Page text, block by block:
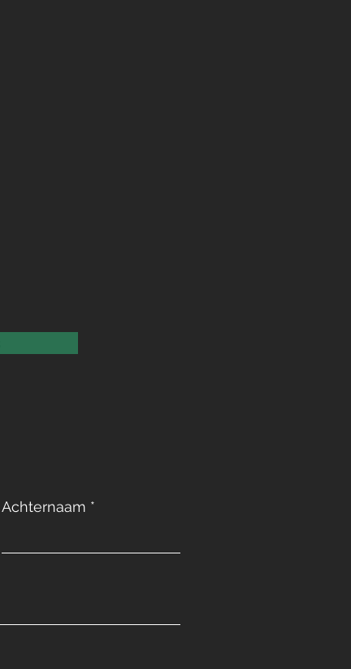
Achternaam